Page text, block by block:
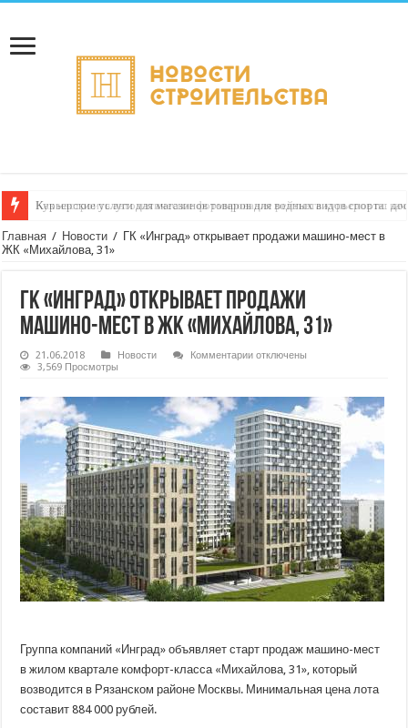
Как настроить автоматическое формирование рейтинга курьеров по
Главная / Новости / ГК «Инград» открывает продажи машино-мест в
ЖК «Михайлова, 31»
ГК «Инград» открывает продажи
машино-мест в ЖК «Михайлова, 31»
21.06.2018 Новости Комментариик
открывает
продажи
машино-
мест
в
ЖК
«Михайлова,
31»
отключены
3,569 Просмотры
Группа компаний «Инград» объявляет старт продаж машино-мест
в жилом квартале комфорт-класса «Михайлова, 31», который
возводится в Рязанском районе Москвы. Минимальная цена лота
составит 884 000 рублей.